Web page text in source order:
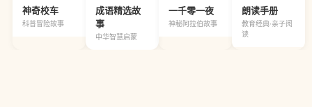
神奇校车
科普冒险故事
成语精选故
事
中华智慧启蒙
一千零一夜
神秘阿拉伯故事
朗读手册
教育经典·亲子阅
读